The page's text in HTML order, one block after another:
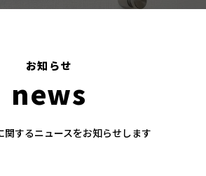
お知らせ
news
関するニュースをお知らせします